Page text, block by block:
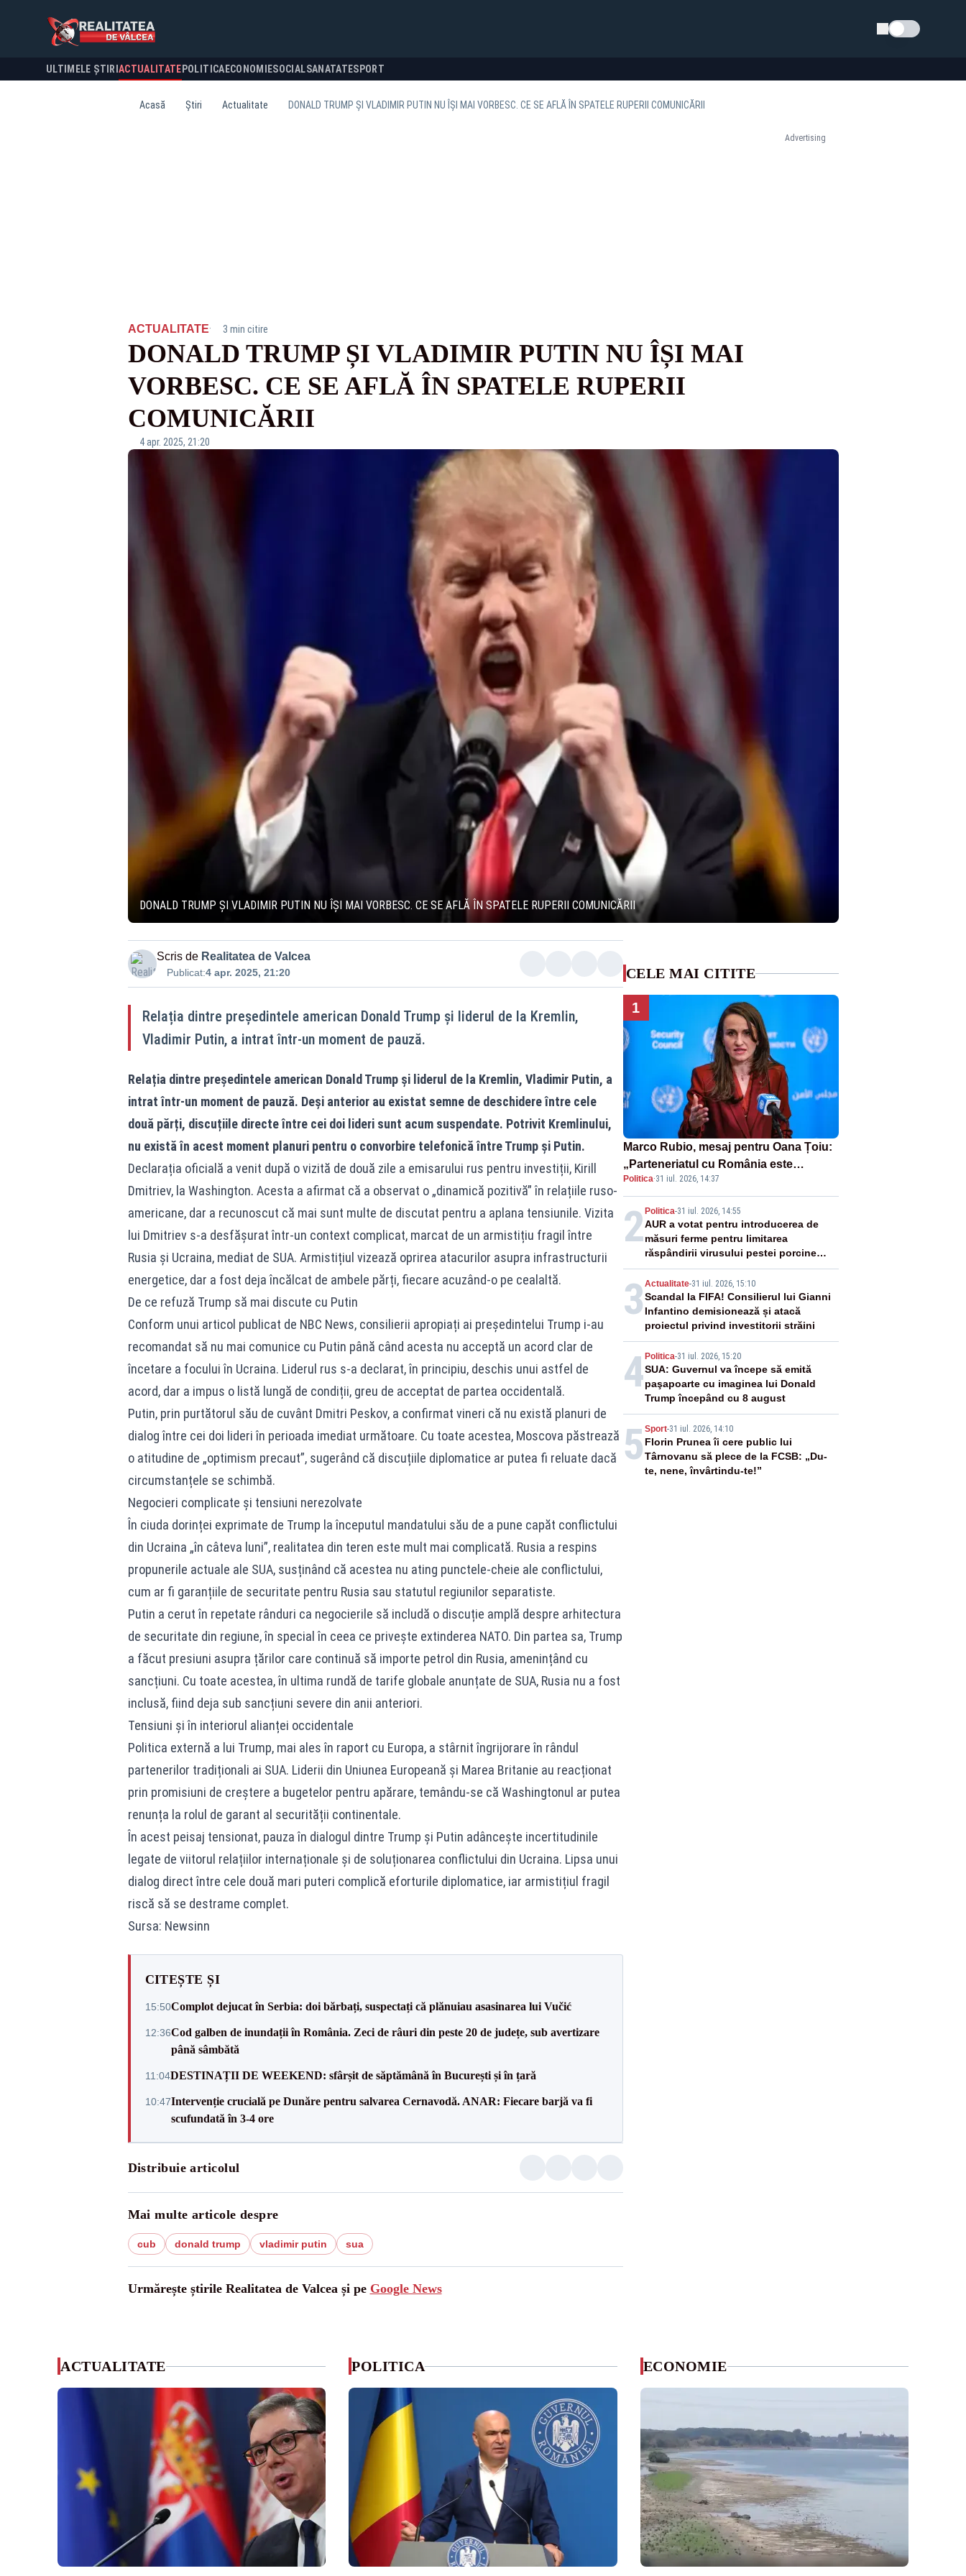
Schimba tema
ULTIMELE ȘTIRI ACTUALITATE POLITICA ECONOMIESOCIALSANATATESPORT
Acasă Știri Actualitate DONALD TRUMP ȘI VLADIMIR PUTIN NU ÎȘI MAI VORBESC. CE SE AFLĂ ÎN SPATELE RUPERII COMUNICĂRII
Advertising
ACTUALITATE· 3 min citire
DONALD TRUMP ȘI VLADIMIR PUTIN NU ÎȘI MAI
VORBESC. CE SE AFLĂ ÎN SPATELE RUPERII
COMUNICĂRII
4 apr. 2025, 21:20
DONALD TRUMP ȘI VLADIMIR PUTIN NU ÎȘI MAI VORBESC. CE SE AFLĂ ÎN SPATELE RUPERII COMUNICĂRII
Scris de Realitatea de Valcea
Publicat:4 apr. 2025, 21:20
Relația dintre președintele american Donald Trump și liderul de la Kremlin,
Vladimir Putin, a intrat într-un moment de pauză.
Relația dintre președintele american Donald Trump și liderul de la Kremlin, Vladimir Putin, a
intrat într-un moment de pauză. Deși anterior au existat semne de deschidere între cele
două părți, discuțiile directe între cei doi lideri sunt acum suspendate. Potrivit Kremlinului,
nu există în acest moment planuri pentru o convorbire telefonică între Trump și Putin.
Declarația oficială a venit după o vizită de două zile a emisarului rus pentru investiții, Kirill
Dmitriev, la Washington. Acesta a afirmat că a observat o „dinamică pozitivă” în relațiile ruso-
americane, dar a recunoscut că mai sunt multe de discutat pentru a aplana tensiunile. Vizita
lui Dmitriev s-a desfășurat într-un context complicat, marcat de un armistițiu fragil între
Rusia și Ucraina, mediat de SUA. Armistițiul vizează oprirea atacurilor asupra infrastructurii
energetice, dar a fost deja încălcat de ambele părți, fiecare acuzând-o pe cealaltă.
De ce refuză Trump să mai discute cu Putin
Conform unui articol publicat de NBC News, consilierii apropiați ai președintelui Trump i-au
recomandat să nu mai comunice cu Putin până când acesta nu acceptă un acord clar de
încetare a focului în Ucraina. Liderul rus s-a declarat, în principiu, deschis unui astfel de
acord, dar a impus o listă lungă de condiții, greu de acceptat de partea occidentală.
Putin, prin purtătorul său de cuvânt Dmitri Peskov, a confirmat vineri că nu există planuri de
dialog între cei doi lideri în perioada imediat următoare. Cu toate acestea, Moscova păstrează
o atitudine de „optimism precaut”, sugerând că discuțiile diplomatice ar putea fi reluate dacă
circumstanțele se schimbă.
Negocieri complicate și tensiuni nerezolvate
În ciuda dorinței exprimate de Trump la începutul mandatului său de a pune capăt conflictului
din Ucraina „în câteva luni”, realitatea din teren este mult mai complicată. Rusia a respins
propunerile actuale ale SUA, susținând că acestea nu ating punctele-cheie ale conflictului,
cum ar fi garanțiile de securitate pentru Rusia sau statutul regiunilor separatiste.
Putin a cerut în repetate rânduri ca negocierile să includă o discuție amplă despre arhitectura
de securitate din regiune, în special în ceea ce privește extinderea NATO. Din partea sa, Trump
a făcut presiuni asupra țărilor care continuă să importe petrol din Rusia, amenințând cu
sancțiuni. Cu toate acestea, în ultima rundă de tarife globale anunțate de SUA, Rusia nu a fost
inclusă, fiind deja sub sancțiuni severe din anii anteriori.
Tensiuni și în interiorul alianței occidentale
Politica externă a lui Trump, mai ales în raport cu Europa, a stârnit îngrijorare în rândul
partenerilor tradiționali ai SUA. Liderii din Uniunea Europeană și Marea Britanie au reacționat
prin promisiuni de creștere a bugetelor pentru apărare, temându-se că Washingtonul ar putea
renunța la rolul de garant al securității continentale.
În acest peisaj tensionat, pauza în dialogul dintre Trump și Putin adâncește incertitudinile
legate de viitorul relațiilor internaționale și de soluționarea conflictului din Ucraina. Lipsa unui
dialog direct între cele două mari puteri complică eforturile diplomatice, iar armistițiul fragil
riscă să se destrame complet.
Sursa: Newsinn
CITEȘTE ȘI
15:50Complot dejucat în Serbia: doi bărbați, suspectați că plănuiau asasinarea lui Vučić
12:36Cod galben de inundații în România. Zeci de râuri din peste 20 de județe, sub avertizare
până sâmbătă
11:04DESTINAȚII DE WEEKEND: sfârșit de săptămână în București și în țară
10:47Intervenție crucială pe Dunăre pentru salvarea Cernavodă. ANAR: Fiecare barjă va fi
scufundată în 3-4 ore
Distribuie articolul
Mai multe articole despre
cub donald trump vladimir putin sua
Urmărește știrile Realitatea de Valcea și pe Google News
CELE MAI CITITE
1
Marco Rubio, mesaj pentru Oana Țoiu:
„Parteneriatul cu România este
puternic și prețuit”
Politica·31 iul. 2026, 14:37
2 Politica-31 iul. 2026, 14:55
AUR a votat pentru introducerea de
măsuri ferme pentru limitarea
răspândirii virusului pestei porcine
africane
3 Actualitate-31 iul. 2026, 15:10
Scandal la FIFA! Consilierul lui Gianni
Infantino demisionează și atacă
proiectul privind investitorii străini
4 Politica-31 iul. 2026, 15:20
SUA: Guvernul va începe să emită
paşapoarte cu imaginea lui Donald
Trump începând cu 8 august
5 Sport-31 iul. 2026, 14:10
Florin Prunea îi cere public lui
Târnovanu să plece de la FCSB: „Du-
te, nene, învârtindu-te!”
ACTUALITATE POLITICA ECONOMIE